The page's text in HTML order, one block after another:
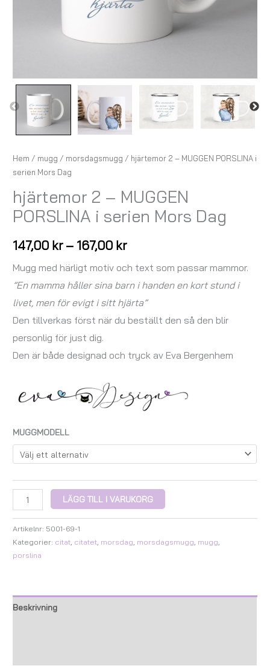
Hem / mugg / morsdagsmugg / hjärtemor 2 – MUGGEN PORSLINA i
serien Mors Dag
hjärtemor 2 – MUGGEN
PORSLINA i serien Mors Dag
147,00 kr – 167,00 kr
Mugg med härligt motiv och text som passar mammor.
”En mamma håller sina barn i handen en kort stund i
livet, men för evigt i sitt hjärta”
Den tillverkas först när du beställt den så den blir
personlig för just dig.
Den är både designad och tryck av Eva Bergenhem
MUGGMODELL
LÄGG TILL I VARUKORG
Artikelnr: 5001-69-1
Kategorier: citat, citatet, morsdag, morsdagsmugg, mugg,
porslina
Beskrivning